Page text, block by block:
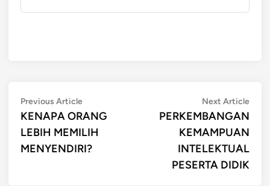
Post
navigation
Previous ArticlePrevious
article:
KENAPA ORANG
LEBIH MEMILIH
MENYENDIRI?
Next ArticleNext
PERKEMBANGAN
KEMAMPUAN
INTELEKTUAL
PESERTA DIDIK